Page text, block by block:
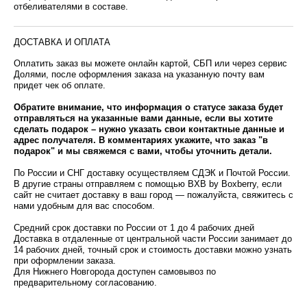
отбеливателями в составе.
ДОСТАВКА И ОПЛАТА
Оплатить заказ вы можете онлайн картой, СБП или через сервис
Долями, после оформления заказа на указанную почту вам
придет чек об оплате.
Обратите внимание, что информация о статусе заказа будет
отправляться на указанные вами данные, если вы хотите
сделать подарок – нужно указать свои контактные данные и
адрес получателя. В комментариях укажите, что заказ "в
подарок" и мы свяжемся с вами, чтобы уточнить детали.
По России и СНГ доставку осуществляем СДЭК и Почтой России.
В другие страны отправляем с помощью BXB by Boxberry, если
сайт не считает доставку в ваш город — пожалуйста, свяжитесь с
нами удобным для вас способом.
Средний срок доставки по России от 1 до 4 рабочих дней
Доставка в отдаленные от центральной части России занимает до
14 рабочих дней, точный срок и стоимость доставки можно узнать
при оформлении заказа.
Для Нижнего Новгорода доступен самовывоз по
предварительному согласованию.